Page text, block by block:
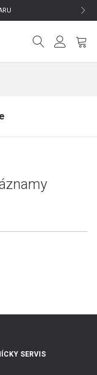
Zabudli ste heslo?
SERVIS